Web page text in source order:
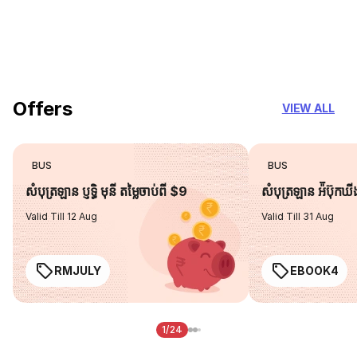
Offers VIEW ALL
BUS
សំបុត្រឡាន ប្ញទ្ធិ មុនី តម្លៃចាប់ពី $9
Valid Till 12 Aug
RMJULY
BUS
សំបុត្រឡាន អ៉ីប៊ុកឃី
Valid Till 31 Aug
EBOOK4
1/24